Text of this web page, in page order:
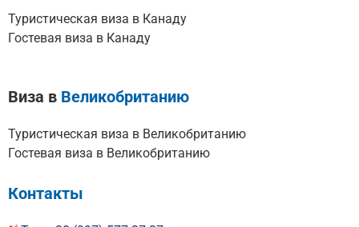
Туристическая виза в Канаду
Гостевая виза в Канаду
Виза в Великобританию
Туристическая виза в Великобританию
Гостевая виза в Великобританию
Контакты